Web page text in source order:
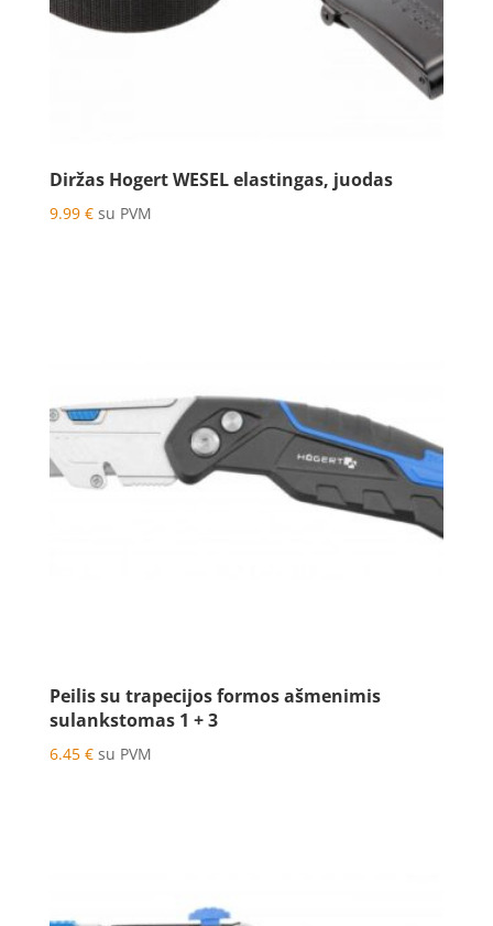
Diržas Hogert WESEL elastingas, juodas
9.99 € su PVM
Peilis su trapecijos formos ašmenimis
sulankstomas 1 + 3
6.45 € su PVM